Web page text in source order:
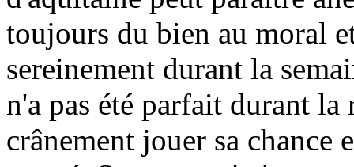
toujours du bien au moral
sereinement durant la
n'a pas été parfait durant
crânement jouer sa chance